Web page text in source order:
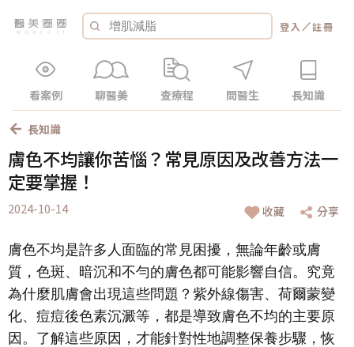
登入 ／註冊
看案例 聊醫美 查療程 問醫生 長知識
長知識
膚色不均讓你苦惱？常見原因及改善方法一
定要掌握！
2024-10-14 收藏 分享
膚色不均是許多人面臨的常見困擾，無論年齡或膚
質，色斑、暗沉和不勻的膚色都可能影響自信。究竟
為什麼肌膚會出現這些問題？紫外線傷害、荷爾蒙變
化、痘痘後色素沉澱等，都是導致膚色不均的主要原
因。了解這些原因，才能針對性地調整保養步驟，恢